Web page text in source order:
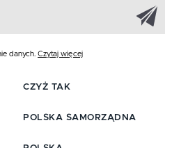
danych. Czytaj więcej
CZYŻ TAK
POLSKA SAMORZĄDNA